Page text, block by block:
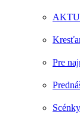
Pre